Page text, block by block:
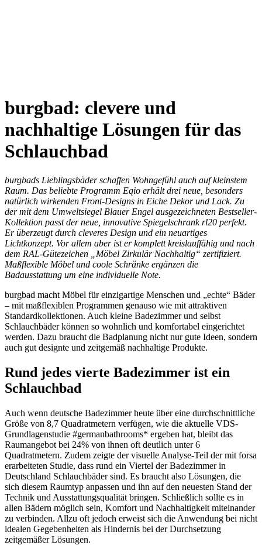
burgbad: clevere und
nachhaltige Lösungen für das
Schlauchbad
burgbads Lieblingsbäder schaffen Wohngefühl auch auf kleinstem
Raum. Das beliebte Programm Eqio erhält drei neue, besonders
natürlich wirkenden Front-Designs in Eiche Dekor und Lack. Zu
der mit dem Umweltsiegel Blauer Engel ausgezeichneten Bestseller-
Kollektion passt der neue, innovative Spiegelschrank rl20 perfekt.
Er überzeugt durch cleveres Design und ein neuartiges
Lichtkonzept. Vor allem aber ist er komplett kreislauffähig und nach
dem RAL-Gütezeichen „Möbel Zirkulär Nachhaltig“ zertifiziert.
Maßflexible Möbel und coole Schränke ergänzen die
Badausstattung um eine individuelle Note.
burgbad macht Möbel für einzigartige Menschen und „echte“ Bäder
– mit maßflexiblen Programmen genauso wie mit attraktiven
Standardkollektionen. Auch kleine Badezimmer und selbst
Schlauchbäder können so wohnlich und komfortabel eingerichtet
werden. Dazu braucht die Badplanung nicht nur gute Ideen, sondern
auch gut designte und zeitgemäß nachhaltige Produkte.
Rund jedes vierte Badezimmer ist ein
Schlauchbad
Auch wenn deutsche Badezimmer heute über eine durchschnittliche
Größe von 8,7 Quadratmetern verfügen, wie die aktuelle VDS-
Grundlagenstudie #germanbathrooms* ergeben hat, bleibt das
Raumangebot bei 24% von ihnen oft deutlich unter 6
Quadratmetern. Zudem zeigte der visuelle Analyse-Teil der mit forsa
erarbeiteten Studie, dass rund ein Viertel der Badezimmer in
Deutschland Schlauchbäder sind. Es braucht also Lösungen, die
sich diesem Raumtyp anpassen und ihn auf den neuesten Stand der
Technik und Ausstattungsqualität bringen. Schließlich sollte es in
allen Bädern möglich sein, Komfort und Nachhaltigkeit miteinander
zu verbinden. Allzu oft jedoch erweist sich die Anwendung bei nicht
idealen Gegebenheiten als Hindernis bei der Durchsetzung
zeitgemäßer Lösungen.